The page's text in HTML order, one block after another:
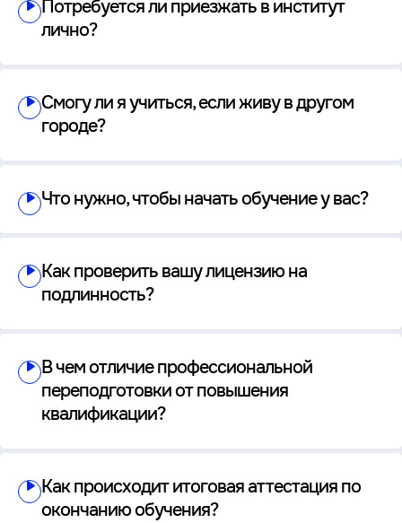
Потребуется ли приезжать в институт
лично?
Смогу ли я учиться, если живу в другом
городе?
Что нужно, чтобы начать обучение у вас?
Как проверить вашу лицензию на
подлинность?
В чем отличие профессиональной
переподготовки от повышения
квалификации?
Как происходит итоговая аттестация по
окончанию обучения?